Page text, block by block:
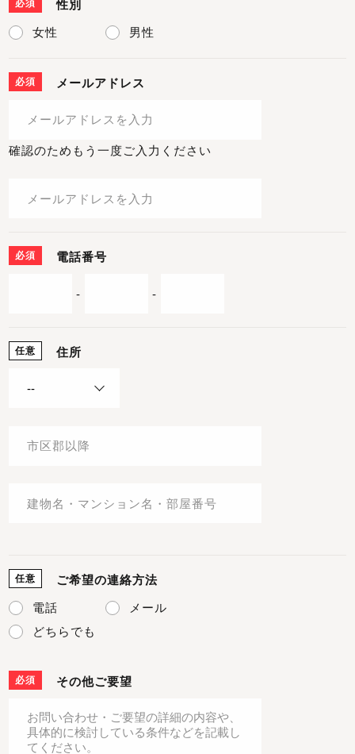
必須 性別
女性 男性
必須 メールアドレス
確認のためもう一度ご入力ください
必須 電話番号
- -
任意 住所
任意 ご希望の連絡方法
電話
メール
どちらでも
必須 その他ご要望